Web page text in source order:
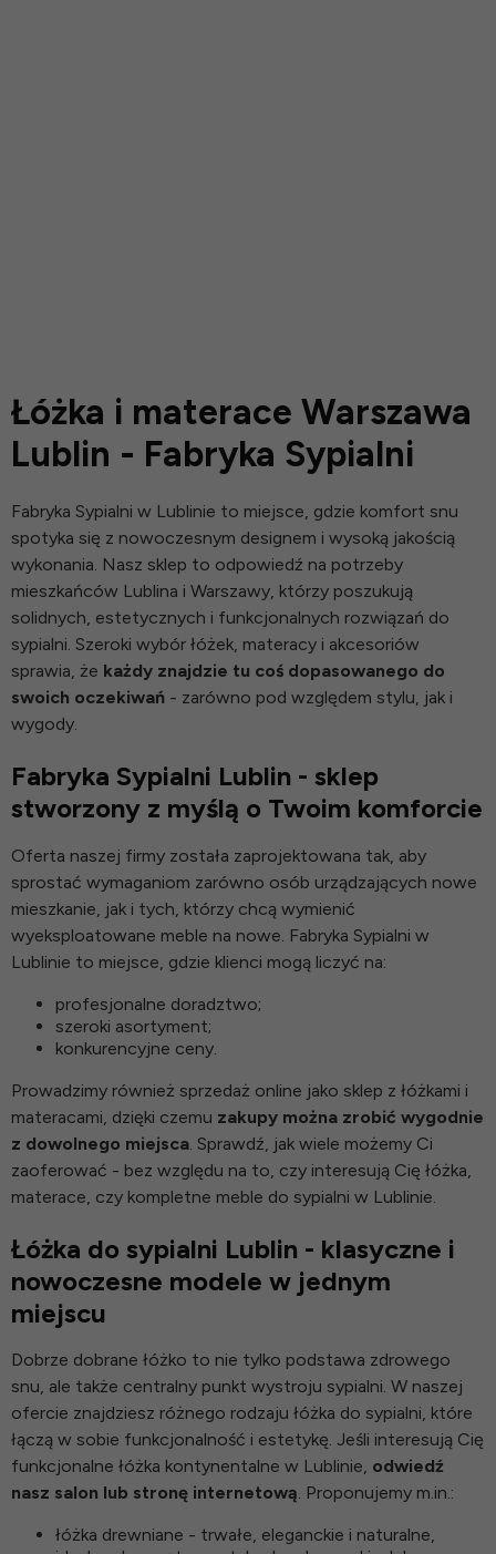
Łóżka i materace Warszawa
Lublin - Fabryka Sypialni
Fabryka Sypialni w Lublinie to miejsce, gdzie komfort snu
spotyka się z nowoczesnym designem i wysoką jakością
wykonania. Nasz sklep to odpowiedź na potrzeby
mieszkańców Lublina i Warszawy, którzy poszukują
solidnych, estetycznych i funkcjonalnych rozwiązań do
sypialni. Szeroki wybór łóżek, materacy i akcesoriów
sprawia, że każdy znajdzie tu coś dopasowanego do
swoich oczekiwań - zarówno pod względem stylu, jak i
wygody.
Fabryka Sypialni Lublin - sklep
stworzony z myślą o Twoim komforcie
Oferta naszej firmy została zaprojektowana tak, aby
sprostać wymaganiom zarówno osób urządzających nowe
mieszkanie, jak i tych, którzy chcą wymienić
wyeksploatowane meble na nowe. Fabryka Sypialni w
Lublinie to miejsce, gdzie klienci mogą liczyć na:
profesjonalne doradztwo;
szeroki asortyment;
konkurencyjne ceny.
Prowadzimy również sprzedaż online jako sklep z łóżkami i
materacami , dzięki czemu zakupy można zrobić wygodnie
z dowolnego miejsca . Sprawdź, jak wiele możemy Ci
zaoferować - bez względu na to, czy interesują Cię łóżka,
materace, czy kompletne meble do sypialni w Lublinie.
Łóżka do sypialni Lublin - klasyczne i
nowoczesne modele w jednym
miejscu
Dobrze dobrane łóżko to nie tylko podstawa zdrowego
snu, ale także centralny punkt wystroju sypialni. W naszej
ofercie znajdziesz różnego rodzaju łóżka do sypialni, które
łączą w sobie funkcjonalność i estetykę. Jeśli interesują Cię
funkcjonalne łóżka kontynentalne w Lublinie, odwiedź
nasz salon lub stronę internetową. Proponujemy m.in.:
łóżka drewniane - trwałe, eleganckie i naturalne,